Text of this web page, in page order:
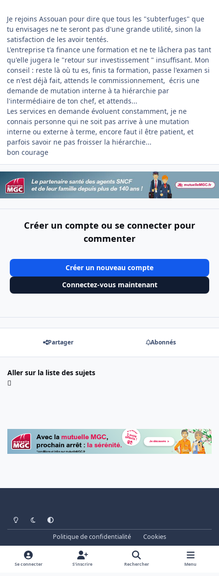
Je rejoins Assouan pour dire que tous les "subterfuges" que
tu envisages ne te seront pas d'une grande utilité, sinon la
satisfaction de les avoir tentés.
L'entreprise t'a finance une formation et ne te lâchera pas tant
qu'elle jugera le "retour sur investissement " insuffisant. Mon
conseil : reste là où tu es, finis ta formation, passe l'examen si
ce n'est déjà fait, attends le commissionnement, écris une
demande de mutation interne à ta hiérarchie par
l'intermédiaire de ton chef, et attends...
Les services en demande évoluent constamment, je ne
connais personne qui ne soit pas arrive à une mutation
interne ou externe à terme, encore faut il être patient, et
parfois savoir ne pas froisser la hiérarchie...
bon courage
Créer un compte ou se connecter pour
commenter
Créer un nouveau compte
Connectez-vous maintenant
Partager Abonnés
Aller sur la liste des sujets
Light ModeDark ModeSystem Preference
Politique de confidentialité
Cookies
www.cheminots.net - Forum Libre depuis 2003
Powered by
Invision Community
Se connecter S’inscrire Rechercher Menu